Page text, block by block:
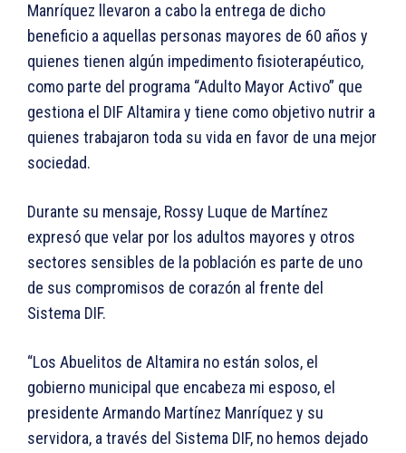
Manríquez llevaron a cabo la entrega de dicho
beneficio a aquellas personas mayores de 60 años y
quienes tienen algún impedimento fisioterapéutico,
como parte del programa “Adulto Mayor Activo” que
gestiona el DIF Altamira y tiene como objetivo nutrir a
quienes trabajaron toda su vida en favor de una mejor
sociedad.
Durante su mensaje, Rossy Luque de Martínez
expresó que velar por los adultos mayores y otros
sectores sensibles de la población es parte de uno
de sus compromisos de corazón al frente del
Sistema DIF.
“Los Abuelitos de Altamira no están solos, el
gobierno municipal que encabeza mi esposo, el
presidente Armando Martínez Manríquez y su
servidora, a través del Sistema DIF, no hemos dejado